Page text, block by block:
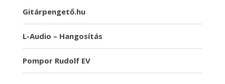
Gitárpengető.hu
L-Audio – Hangosítás
Pompor Rudolf EV